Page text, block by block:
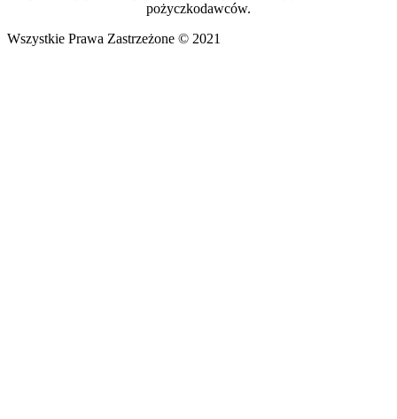
pożyczkodawców.
Wszystkie Prawa Zastrzeżone © 2021